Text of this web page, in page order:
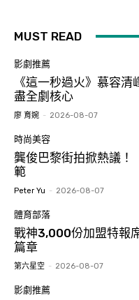
MUST READ
影劇推薦
《這一秒過火》慕容
盡全劇核心
廖 育婉 - 2026-08-07
時尚美容
龔俊巴黎街拍掀熱議
範
Peter Yu - 2026-08-07
體育部落
戰神3,000份加盟特報
篇章
第六星空 - 2026-08-07
影劇推薦